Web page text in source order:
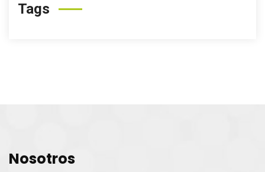
Tags
Nosotros